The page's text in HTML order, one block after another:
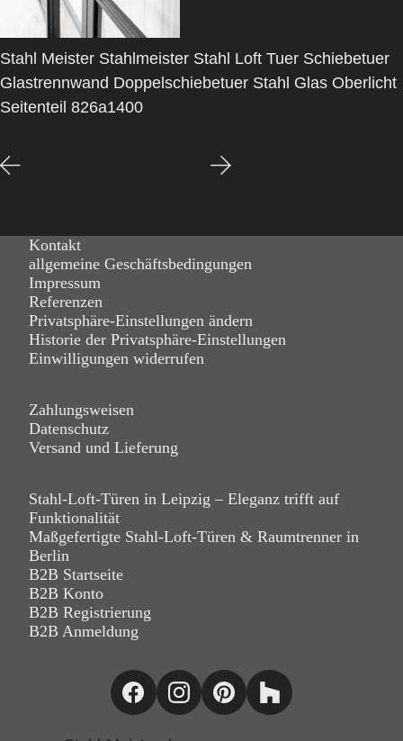
Stahl Meister Stahlmeister Stahl Loft Tuer Schiebetuer
Glastrennwand Doppelschiebetuer Stahl Glas Oberlicht
Seitenteil 826a1400
Kontakt
allgemeine Geschäftsbedingungen
Impressum
Referenzen
Privatsphäre-Einstellungen ändern
Historie der Privatsphäre-Einstellungen
Einwilligungen widerrufen
Zahlungsweisen
Datenschutz
Versand und Lieferung
Stahl-Loft-Türen in Leipzig – Eleganz trifft auf
Funktionalität
Maßgefertigte Stahl-Loft-Türen & Raumtrenner in
Berlin
B2B Startseite
B2B Konto
B2B Registrierung
B2B Anmeldung